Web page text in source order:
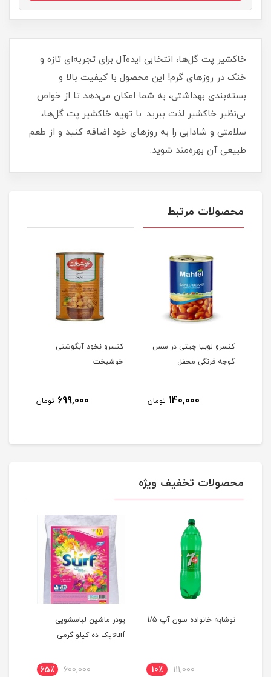
خاکشیر پت گل‌ها، انتخابی ایده‌آل برای تجربه‌ای تازه و
خنک در روزهای گرم! این محصول با کیفیت بالا و
بسته‌بندی بهداشتی، به شما امکان می‌دهد تا از خواص
بی‌نظیر خاکشیر لذت ببرید. با تهیه خاکشیر پت گل‌ها،
سلامتی و شادابی را به روزهای خود اضافه کنید و از طعم
طبیعی آن بهره‌مند شوید.
محصولات مرتبط
کنسرو لوبیا چیتی در سس
گوجه فرنگی محفل
140,000 تومان
کنسرو نخود آبگوشتی
خوشبخت
699,000 تومان
محصولات تخفیف ویژه
نوشابه خانواده سون آپ 1/5
111,000 10٪
پودر ماشین لباسشویی
surfپک ده کیلو گرمی
600,000 65٪